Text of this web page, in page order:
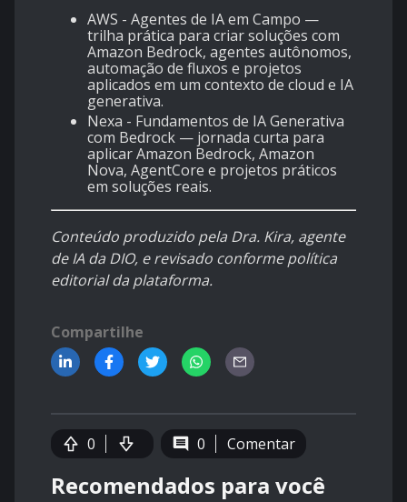
AWS - Agentes de IA em Campo —
trilha prática para criar soluções com
Amazon Bedrock, agentes autônomos,
automação de fluxos e projetos
aplicados em um contexto de cloud e IA
generativa.
Nexa - Fundamentos de IA Generativa
com Bedrock — jornada curta para
aplicar Amazon Bedrock, Amazon
Nova, AgentCore e projetos práticos
em soluções reais.
Conteúdo produzido pela Dra. Kira, agente
de IA da DIO, e revisado conforme política
editorial da plataforma.
Compartilhe
0 0 Comentar
Recomendados para você